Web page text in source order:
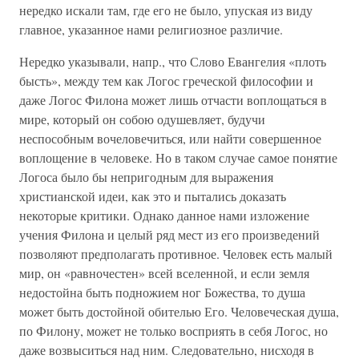
нередко искали там, где его не было, упуская из виду
главное, указанное нами религиозное различие.
Нередко указывали, напр., что Слово Евангелия «плоть
бысть», между тем как Логос греческой философии и
даже Логос Филона может лишь отчасти воплощаться в
мире, который он собою одушевляет, будучи
неспособным вочеловечиться, или найти совершенное
воплощение в человеке. Но в таком случае самое понятие
Логоса было бы непригодным для выражения
христианской идеи, как это и пытались доказать
некоторые критики. Однако данное нами изложение
учения Филона и целый ряд мест из его произведений
позволяют предполагать противное. Человек есть малый
мир, он «равночестен» всей вселенной, и если земля
недостойна быть подножием ног Божества, то душа
может быть достойной обителью Его. Человеческая душа,
по Филону, может не только восприять в себя Логос, но
даже возвыситься над ним. Следовательно, нисходя в